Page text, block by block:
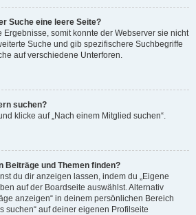
Suche eine leere Seite?
Ergebnisse, somit konnte der Webserver sie nicht
Suche und gib spezifischere Suchbegriffe
auf verschiedene Unterforen.
suchen?
klicke auf „Nach einem Mitglied suchen“.
Beiträge und Themen finden?
du dir anzeigen lassen, indem du „Eigene
auf der Boardseite auswählst. Alternativ
anzeigen“ in deinem persönlichen Bereich
suchen“ auf deiner eigenen Profilseite